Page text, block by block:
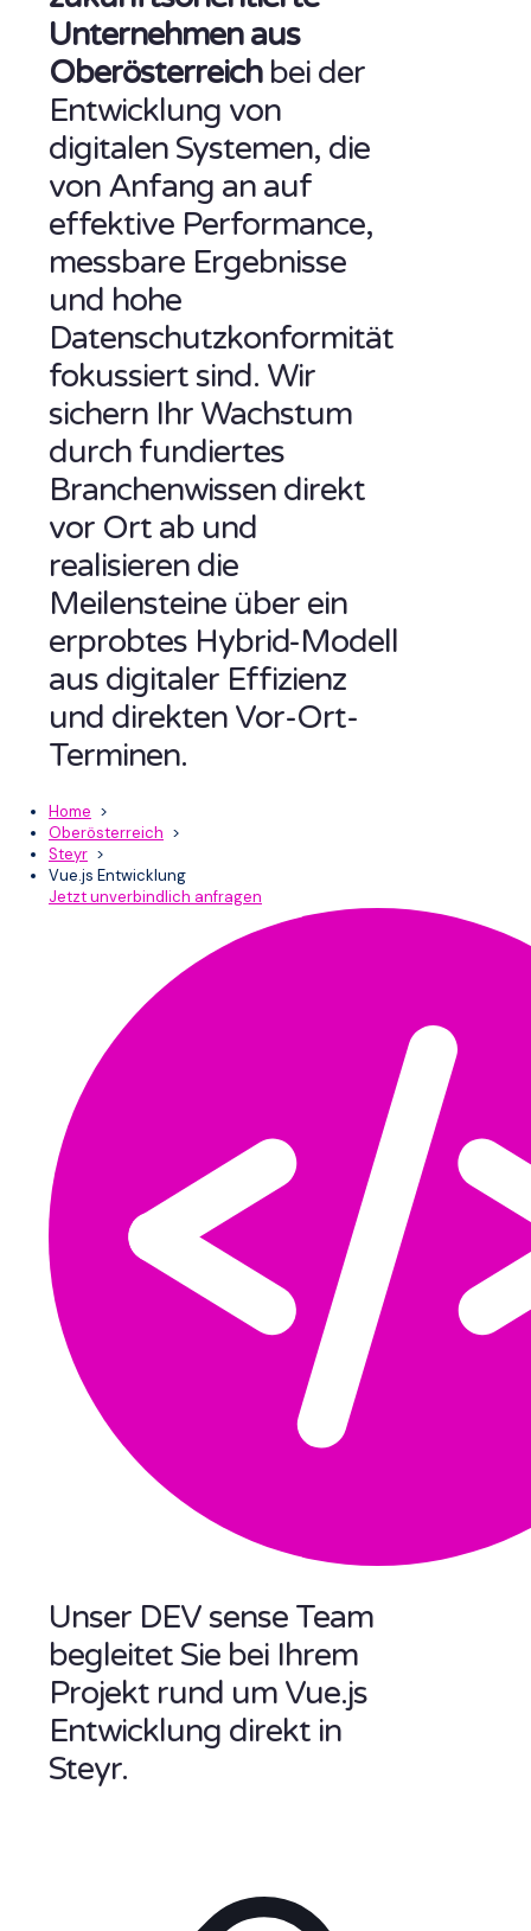
Unternehmen aus
Oberösterreichbei der
Entwicklung von
digitalen Systemen, die
von Anfang an auf
effektive Performance,
messbare Ergebnisse
und hohe
Datenschutzkonformität
fokussiert sind. Wir
sichern Ihr Wachstum
durch fundiertes
Branchenwissen direkt
vor Ort ab und
realisieren die
Meilensteine über ein
erprobtes Hybrid-Modell
aus digitaler Effizienz
und direkten Vor-Ort-
Terminen.
Home >
Oberösterreich >
Steyr >
Vue.js Entwicklung
Jetzt unverbindlich anfragen
Unser DEV sense Team
begleitet Sie bei Ihrem
Projekt rund um Vue.js
Entwicklung direkt in
Steyr.